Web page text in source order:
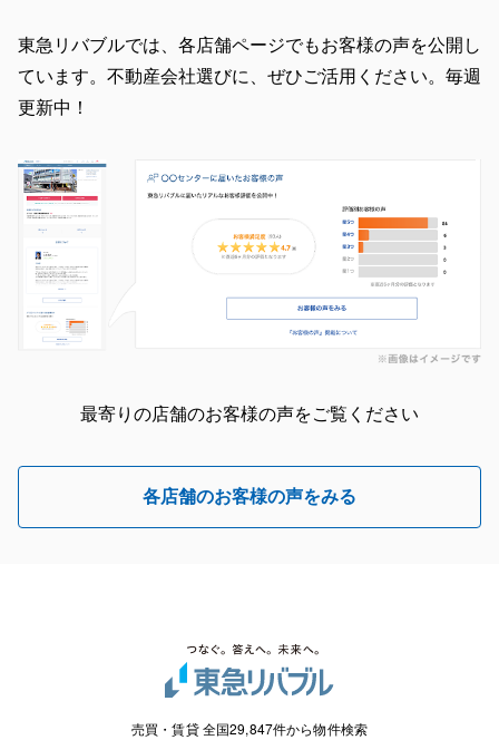
東急リバブルでは、各店舗ページでもお客様の声を公開し
ています。不動産会社選びに、ぜひご活用ください。毎週
更新中！
最寄りの店舗のお客様の声をご覧ください
各店舗のお客様の声をみる
売買・賃貸 全国29,847件から物件検索